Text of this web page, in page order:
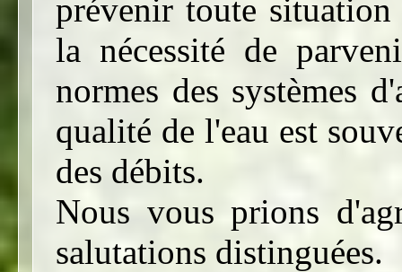
prévenir toute
la nécessité de
normes des systèmes
qualité de l'eau est
des débits.
Nous vous prions
salutations distinguées.